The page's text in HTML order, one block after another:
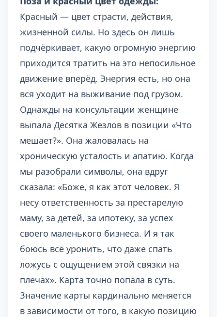
Красный — цвет страсти, действия,
жизненной силы. Но здесь он лишь
подчёркивает, какую огромную энергию
приходится тратить на это непосильное
движение вперёд. Энергия есть, но она
вся уходит на выживание под грузом.
Однажды на консультации женщине
выпала Десятка Жезлов в позиции «Что
мешает?». Она жаловалась на
хроническую усталость и апатию. Когда
мы разобрали символы, она вдруг
сказала: «Боже, я как этот человек. Я
несу ответственность за престарелую
маму, за детей, за ипотеку, за успех
своего маленького бизнеса. И я так
боюсь всё уронить, что даже спать
ложусь с ощущением этой связки на
плечах». Карта точно попала в суть.
Значение карты кардинально меняется
в зависимости от того, в какую позицию